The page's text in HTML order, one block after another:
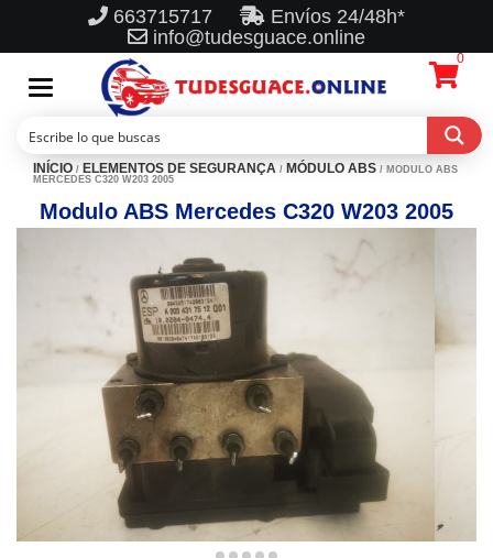
663715717
Envíos 24/48h*
info@tudesguace.online
Toggle
navigation
0
INÍCIO / ELEMENTOS DE SEGURANÇA / MÓDULO ABS / MODULO ABS
MERCEDES C320 W203 2005
Modulo ABS Mercedes C320 W203 2005